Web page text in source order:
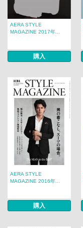
AERA STYLE
MAGAZINE 2017年...
購入
AERA STYLE
MAGAZINE 2016年...
購入